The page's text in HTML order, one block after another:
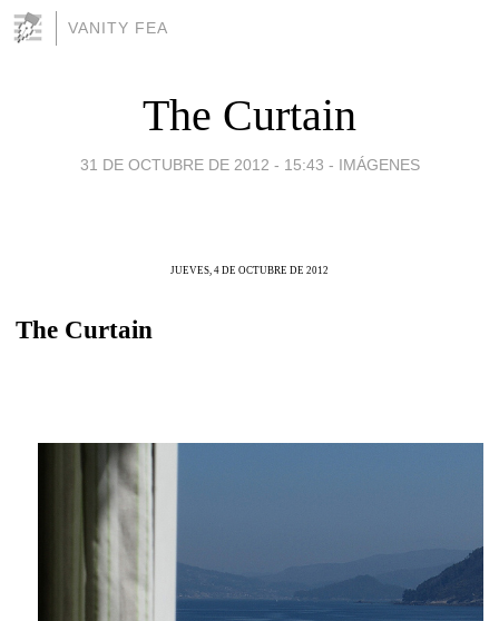
VANITY FEA
The Curtain
31 DE OCTUBRE DE 2012 - 15:43 - IMÁGENES
JUEVES, 4 DE OCTUBRE DE 2012
The Curtain